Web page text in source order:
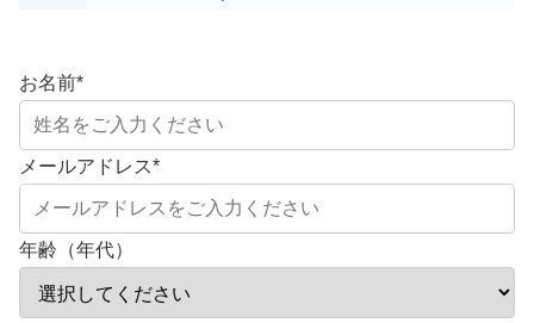
お名前*
メールアドレス*
年齢（年代）